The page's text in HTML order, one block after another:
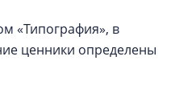
«Типография», в
ценники определены